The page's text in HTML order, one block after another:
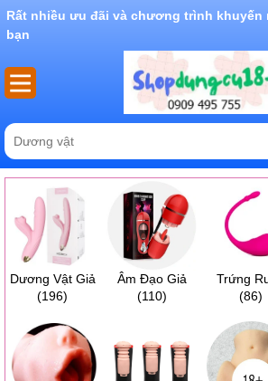
Rất nhiều ưu đãi và chương trình khuyến
bạn
Dương Vật Giả
(196)
Âm Đạo Giả
(110)
Trứng
(86)